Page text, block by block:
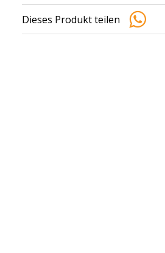
Dieses Produkt teilen